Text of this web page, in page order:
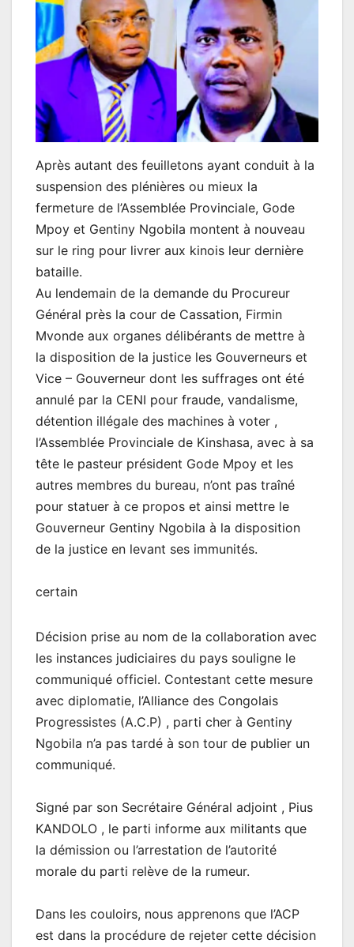
Après autant des feuilletons ayant conduit à la
suspension des plénières ou mieux la
fermeture de l’Assemblée Provinciale, Gode
Mpoy et Gentiny Ngobila montent à nouveau
sur le ring pour livrer aux kinois leur dernière
bataille.
Au lendemain de la demande du Procureur
Général près la cour de Cassation, Firmin
Mvonde aux organes délibérants de mettre à
la disposition de la justice les Gouverneurs et
Vice – Gouverneur dont les suffrages ont été
annulé par la CENI pour fraude, vandalisme,
détention illégale des machines à voter ,
l’Assemblée Provinciale de Kinshasa, avec à sa
tête le pasteur président Gode Mpoy et les
autres membres du bureau, n’ont pas traîné
pour statuer à ce propos et ainsi mettre le
Gouverneur Gentiny Ngobila à la disposition
de la justice en levant ses immunités.
certain
Décision prise au nom de la collaboration avec
les instances judiciaires du pays souligne le
communiqué officiel. Contestant cette mesure
avec diplomatie, l’Alliance des Congolais
Progressistes (A.C.P) , parti cher à Gentiny
Ngobila n’a pas tardé à son tour de publier un
communiqué.
Signé par son Secrétaire Général adjoint , Pius
KANDOLO , le parti informe aux militants que
la démission ou l’arrestation de l’autorité
morale du parti relève de la rumeur.
Dans les couloirs, nous apprenons que l’ACP
est dans la procédure de rejeter cette décision